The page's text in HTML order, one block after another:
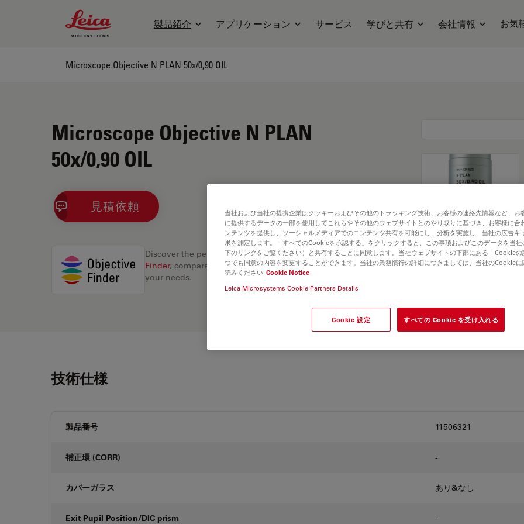
Leica Microsystems Logo
製品紹介 アプリケーション サービス 学びと共有 会社情報 お気
Microscope Objective N PLAN 50x/0,90 OIL
Microscope Objective N PLAN
50x/0,90 OIL
見積依頼
Discover the perfect solution. Explore ourObjective
Finder, compare alternatives, and find the best fit for
your needs.
技術仕様
製品番号 11506321
補正環 (CORR) -
カバーガラス あり&なし
Exit Pupil Position/DIC prism -
当社および当社の提携企業はクッキーおよびその他のトラッキング技術、お客様の連絡先情報など、お
に提供するデータの一部を使用してこれらやその他のウェブサイトとのやり取りに基づき、お客様に合
ンテンツを提供し、ソーシャルメディアでのコンテンツ共有を可能にし、分析を実施し、当社の広告キ
果を測定します。「すべてのCookieを承認する」をクリックすると、この事項およびこのデータを当社
下のリンクをご覧ください）と共有することに同意します。当社ウェブサイトの下部にある「Cookie
つでも同意の内容を変更することができます。当社の業務慣行の詳細につきましては、当社のCookieに
読みください Cookie Notice
Leica Microsystems Cookie Partners Details
Cookie 設定 すべての Cookie を受け入れる